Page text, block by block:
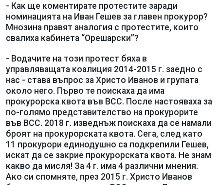
- Как ще коментирате протестите заради
номинацията на Иван Гешев за главен прокурор?
Мнозина правят аналогия с протестите, които
свалиха кабинета “Орешарски”?
- Водачите на този протест бяха в
управляващата коалиция 2014-2015 г. заедно с
нас - става въпрос за Христо Иванов и групата
около него. Първо те поискаха да има
прокурорска квота във ВСС. После настояваха за
по-голямо представителство на прокурорите
във ВСС. 2018 г. изведнъж поискаха да се намали
броят на прокурорската квота. Сега, след като
11 прокурори единодушно са подкрепили Гешев,
искат да се закрие прокурорската квота. Не знам
какво да мисля! За 4 г. има 4 различни мнения.
Ако си спомняте, през 2015 г. Христо Иванов